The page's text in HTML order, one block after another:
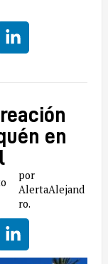
en
por
AlertaAlejand
ro.